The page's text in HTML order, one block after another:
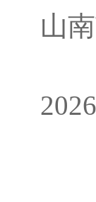
山
2026